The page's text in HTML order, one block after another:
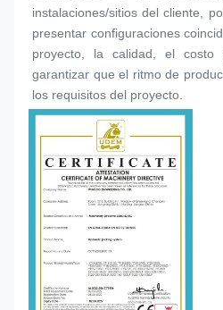
instalaciones/sitios del cliente,
presentar configuraciones
proyecto, la calidad, el costo
garantizar que el ritmo de
los requisitos del proyecto.